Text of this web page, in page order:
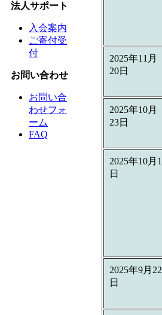
法人サポート
入会案内
ご寄付受
付
お問い合わせ
お問い合
わせフォ
ーム
FAQ
2025年11月
20日
2025年10月
23日
2025年10月1
日
2025年9月22
日